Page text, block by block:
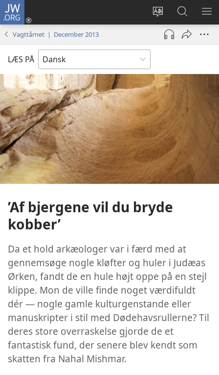
JW.ORG
Vælg
sprog
Log
på
(åbner
vindue)
Søg
på
JW.ORG
VIS
Vagttårnet | December 2013
LÆS PÅ
’Af bjergene vil du bryde
kobber’
Da et hold arkæologer var i færd med at
gennemsøge nogle kløfter og huler i Judæas
Ørken, fandt de en hule højt oppe på en stejl
klippe. Mon de ville finde noget værdifuldt
dér — nogle gamle kulturgenstande eller
manuskripter i stil med Dødehavsrullerne? Til
deres store overraskelse gjorde de et
fantastisk fund, der senere blev kendt som
skatten fra Nahal Mishmar.